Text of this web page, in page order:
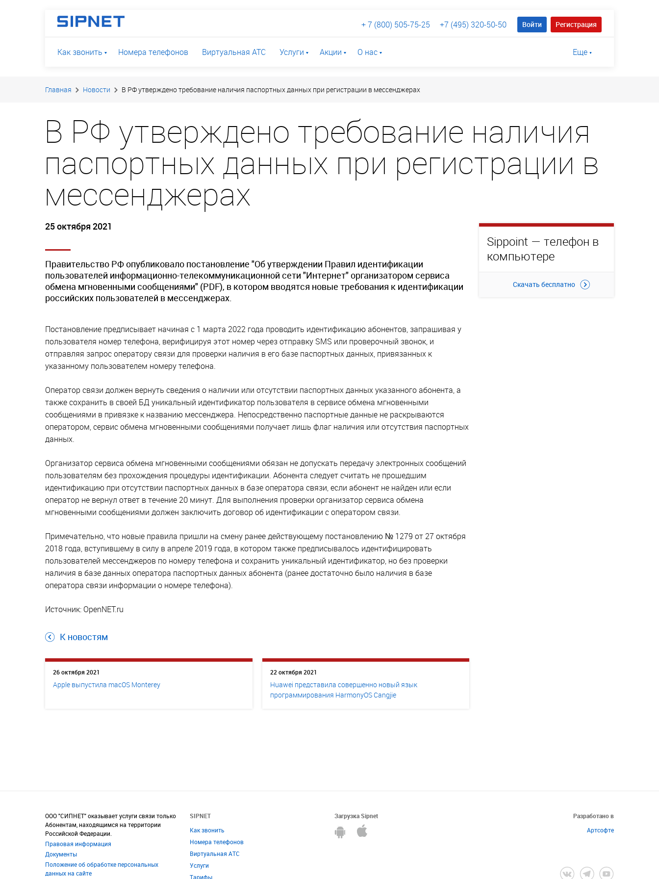
Войти Регистрация
+ 7 (800) 505-75-25 +7 (495) 320-50-50
Еще
Как звонить Номера телефонов Виртуальная АТС Услуги Акции О нас
Главная Новости В РФ утверждено требование наличия паспортных данных при регистрации в мессенджерах
В РФ утверждено требование наличия
паспортных данных при регистрации в
мессенджерах
25 октября 2021
Правительство РФ опубликовало постановление "Об утверждении Правил идентификации
пользователей информационно-телекоммуникационной сети "Интернет" организатором сервиса
обмена мгновенными сообщениями" (PDF), в котором вводятся новые требования к идентификации
российских пользователей в мессенджерах.
Постановление предписывает начиная с 1 марта 2022 года проводить идентификацию абонентов, запрашивая у
пользователя номер телефона, верифицируя этот номер через отправку SMS или проверочный звонок, и
отправляя запрос оператору связи для проверки наличия в его базе паспортных данных, привязанных к
указанному пользователем номеру телефона.
Оператор связи должен вернуть сведения о наличии или отсутствии паспортных данных указанного абонента, а
также сохранить в своей БД уникальный идентификатор пользователя в сервисе обмена мгновенными
сообщениями в привязке к названию мессенджера. Непосредственно паспортные данные не раскрываются
оператором, сервис обмена мгновенными сообщениями получает лишь флаг наличия или отсутствия паспортных
данных.
Организатор сервиса обмена мгновенными сообщениями обязан не допускать передачу электронных сообщений
пользователям без прохождения процедуры идентификации. Абонента следует считать не прошедшим
идентификацию при отсутствии паспортных данных в базе оператора связи, если абонент не найден или если
оператор не вернул ответ в течение 20 минут. Для выполнения проверки организатор сервиса обмена
мгновенными сообщениями должен заключить договор об идентификации с оператором связи.
Примечательно, что новые правила пришли на смену ранее действующему постановлению № 1279 от 27 октября
2018 года, вступившему в силу в апреле 2019 года, в котором также предписывалось идентифицировать
пользователей мессенджеров по номеру телефона и сохранить уникальный идентификатор, но без проверки
наличия в базе данных оператора паспортных данных абонента (ранее достаточно было наличия в базе
оператора связи информации о номере телефона).
Источник: OpenNET.ru
К новостям
26 октября 2021
Apple выпустила macOS Monterey
22 октября 2021
Huawei представила совершенно новый язык
программирования HarmonyOS Cangjie
Sippoint — телефон в
компьютере
Скачать бесплатно
ООО "СИПНЕТ" оказывает услуги связи только
Абонентам, находящимся на территории
Российской Федерации.
Правовая информация
Документы
Положение об обработке персональных
данных на сайте
SIPNET
Как звонить
Номера телефонов
Виртуальная АТС
Услуги
Тарифы
Загрузка Sipnet
Разработано в
Артсофте